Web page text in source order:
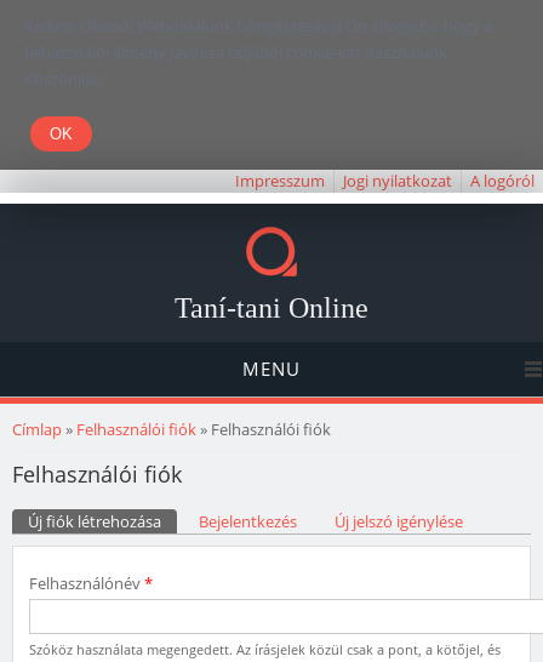
Kedves Olvasó! Weboldalunk böngészésével Ön elfogadja, hogy a
felhasználói élmény javítása céljából cookie-kat használunk.
Köszönjük!
Impresszum Jogi nyilatkozat A logóról
Taní-tani Online
MENU
Jelenlegi hely
Címlap» Felhasználói fiók» Felhasználói fiók
Felhasználói fiók
Elsődleges fülek
Új fiók létrehozása (aktív fül)Bejelentkezés Új jelszó igénylése
Felhasználónév*
Szóköz használata megengedett. Az írásjelek közül csak a pont, a kötőjel, és